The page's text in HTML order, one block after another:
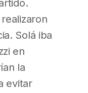
Solá iba
en
la
evitar